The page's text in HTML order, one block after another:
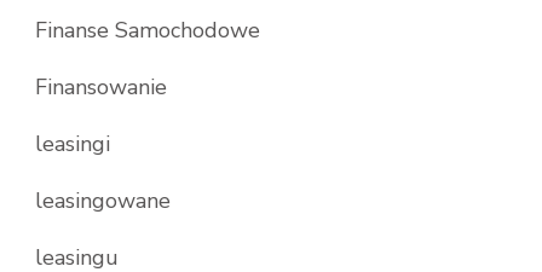
Finanse Samochodowe
Finansowanie
leasingi
leasingowane
leasingu